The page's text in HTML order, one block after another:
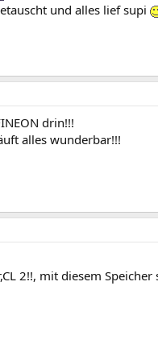
und alles lief supi
drin!!!
alles wunderbar!!!
2!!, mit diesem